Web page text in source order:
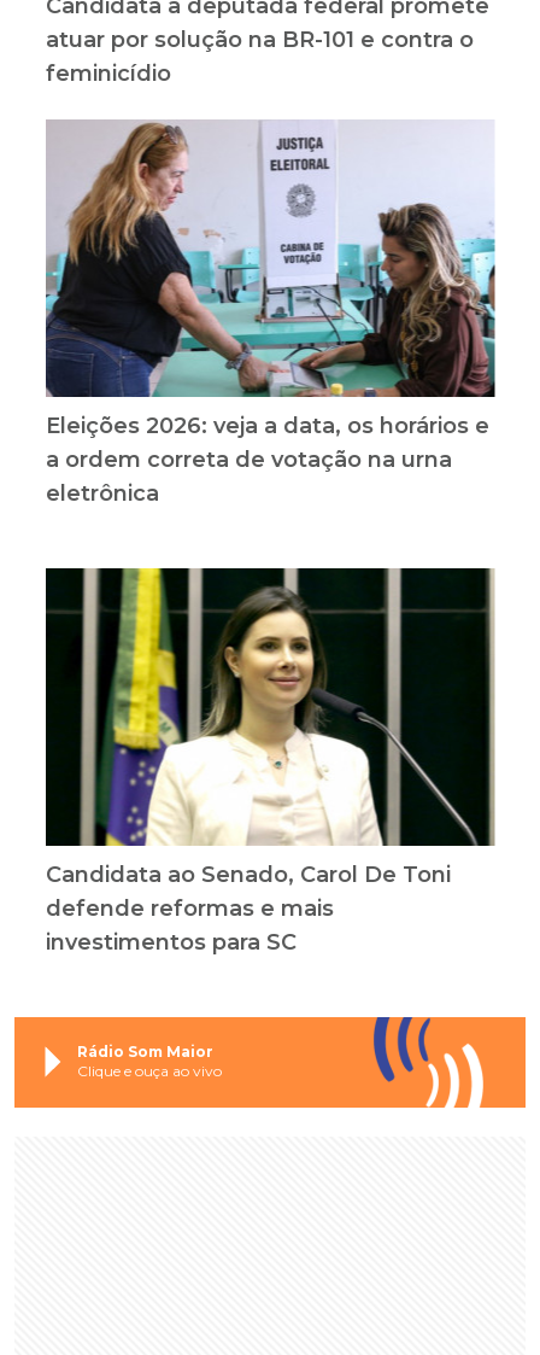
Candidata a deputada federal promete
atuar por solução na BR-101 e contra o
feminicídio
Eleições 2026: veja a data, os horários e
a ordem correta de votação na urna
eletrônica
Candidata ao Senado, Carol De Toni
defende reformas e mais
investimentos para SC
Rádio Som Maior
Clique e ouça ao vivo